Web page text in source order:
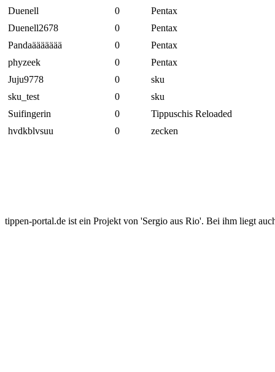
Duenell
0
Pentax
Duenell2678
0
Pentax
Pandaäääääää
0
Pentax
phyzeek
0
Pentax
Juju9778
0
sku
sku_test
0
sku
Suifingerin
0
Tippuschis Reloaded
hvdkblvsuu
0 zecken
tippen-portal.de ist ein Projekt von 'Sergio aus Rio'. Bei ihm liegt